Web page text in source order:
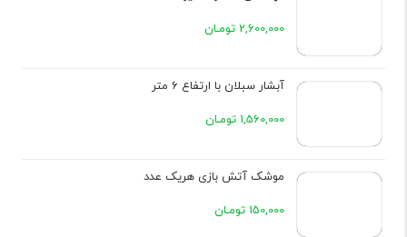
2,600,000 تومـان
آبشار سبلان با ارتفاع 6 متر
1,560,000 تومـان
موشک آتش بازی هریک عدد
150,000 تومـان